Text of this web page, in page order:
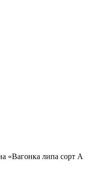
«Вагонка липа сорт А